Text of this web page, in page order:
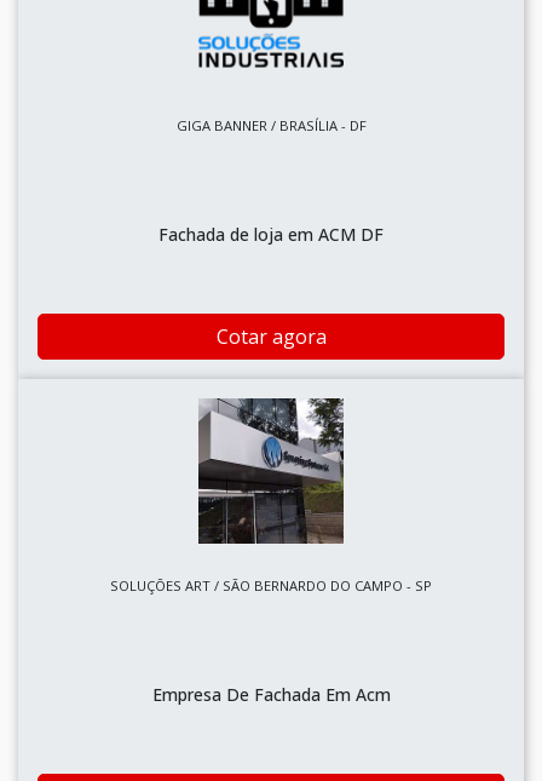
GIGA BANNER / BRASÍLIA - DF
Fachada de loja em ACM DF
Cotar agora
SOLUÇÕES ART / SÃO BERNARDO DO CAMPO - SP
Empresa De Fachada Em Acm